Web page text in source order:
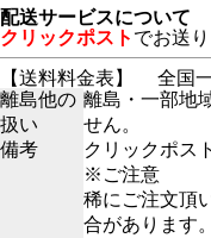
配送サービスについて
クリックポスト でお送り
【送料料金表】
全国一
離島他の
扱い
離島・一部地
せん。
備考
クリックポス
※ご注意
稀にご注文頂
合があります。